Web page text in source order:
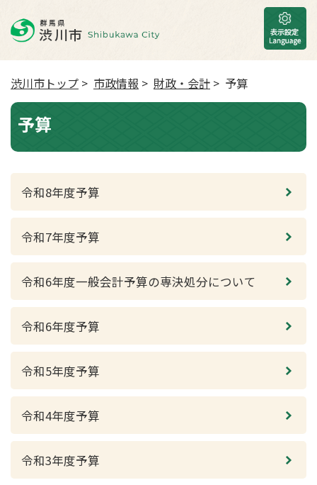
渋川市トップ > 市政情報 > 財政・会計 > 予算
予算
令和8年度予算
令和7年度予算
令和6年度一般会計予算の専決処分について
令和6年度予算
令和5年度予算
令和4年度予算
令和3年度予算